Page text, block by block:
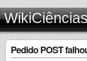
Pedido POST